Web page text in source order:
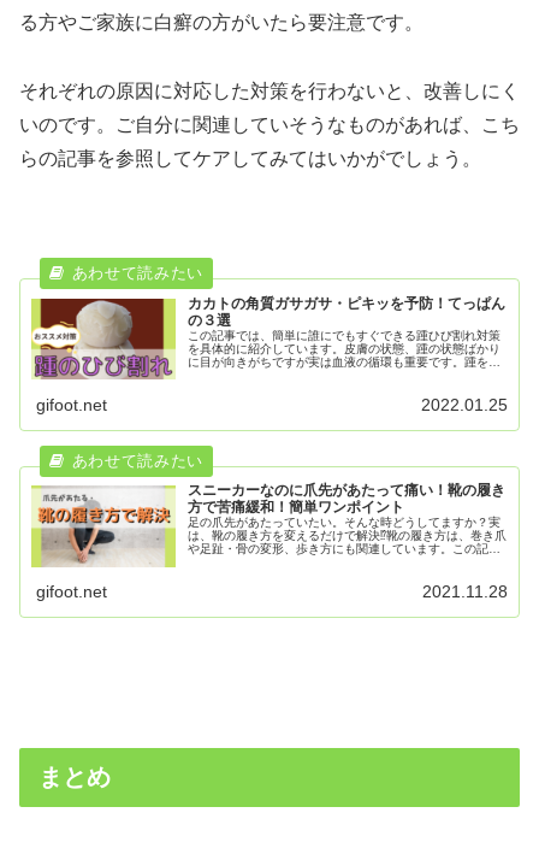
る方やご家族に白癬の方がいたら要注意です。
それぞれの原因に対応した対策を行わないと、改善しにく
いのです。ご自分に関連していそうなものがあれば、こち
らの記事を参照してケアしてみてはいかがでしょう。
カカトの角質ガサガサ・ピキッを予防！てっぱん
の３選
この記事では、簡単に誰にでもすぐできる踵ひび割れ対策
を具体的に紹介しています。皮膚の状態、踵の状態ばかり
に目が向きがちですが実は血液の循環も重要です。踵をケ
gifoot.net 2022.01.25
スニーカーなのに爪先があたって痛い！靴の履き
方で苦痛緩和！簡単ワンポイント
足の爪先があたっていたい。そんな時どうしてますか？実
は、靴の履き方を変えるだけで解決⁉︎靴の履き方は、巻き爪
や足趾・骨の変形、歩き方にも関連しています。この記事
gifoot.net 2021.11.28
まとめ